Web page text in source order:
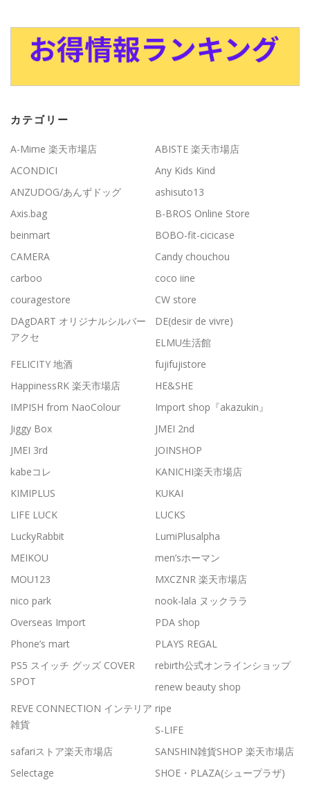
カテゴリー
A-Mime 楽天市場店
ABISTE 楽天市場店
ACONDICI
Any Kids Kind
ANZUDOG/あんずドッグ
ashisuto13
Axis.bag
B-BROS Online Store
beinmart
BOBO-fit-cicicase
CAMERA
Candy chouchou
carboo
coco iine
couragestore
CW store
DAgDART オリジナルシルバー
アクセ
DE(desir de vivre)
ELMU生活館
FELICITY 地酒
fujifujistore
HappinessRK 楽天市場店
HE&SHE
IMPISH from NaoColour
Import shop『akazukin』
Jiggy Box
JMEI 2nd
JMEI 3rd
JOINSHOP
kabeコレ
KANICHI楽天市場店
KIMIPLUS
KUKAI
LIFE LUCK
LUCKS
LuckyRabbit
LumiPlusalpha
MEIKOU
men’sホーマン
MOU123
MXCZNR 楽天市場店
nico park
nook-lala ヌックララ
Overseas Import
PDA shop
Phone’s mart
PLAYS REGAL
PS5 スイッチ グッズ COVER
SPOT
rebirth公式オンラインショップ
renew beauty shop
REVE CONNECTION インテリア
雑貨
ripe
S-LIFE
safariストア楽天市場店
SANSHIN雑貨SHOP 楽天市場店
Selectage
SHOE・PLAZA(シュープラザ)